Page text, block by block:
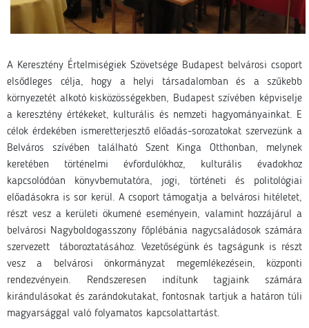
A Keresztény Értelmiségiek Szövetsége Budapest belvárosi csoport
elsődleges célja, hogy a helyi társadalomban és a szűkebb
környezetét alkotó kisközösségekben, Budapest szívében képviselje
a keresztény értékeket, kulturális és nemzeti hagyományainkat. E
célok érdekében ismeretterjesztő előadás-sorozatokat szervezünk a
Belváros szívében található Szent Kinga Otthonban, melynek
keretében történelmi évfordulókhoz, kulturális évadokhoz
kapcsolódóan könyvbemutatóra, jogi, történeti és politológiai
előadásokra is sor kerül. A csoport támogatja a belvárosi hitéletet,
részt vesz a kerületi ökumené eseményein, valamint hozzájárul a
belvárosi Nagyboldogasszony főplébánia nagycsaládosok számára
szervezett táboroztatásához. Vezetőségünk és tagságunk is részt
vesz a belvárosi önkormányzat megemlékezésein, központi
rendezvényein. Rendszeresen indítunk tagjaink számára
kirándulásokat és zarándokutakat, fontosnak tartjuk a határon túli
magyarsággal való folyamatos kapcsolattartást.